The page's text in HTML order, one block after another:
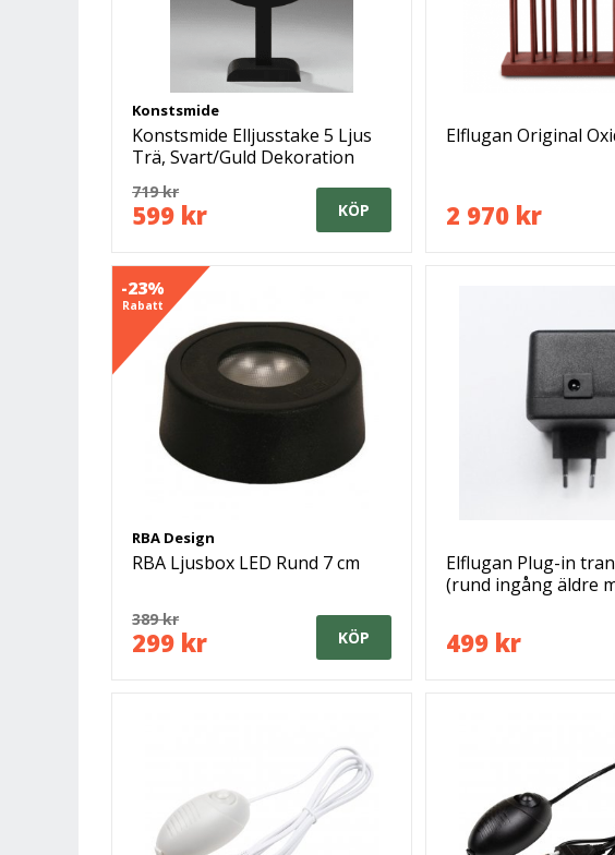
Konstsmide
Konstsmide Elljusstake 5 Ljus
Trä, Svart/Guld Dekoration
719 kr
599 kr KÖP
Elflugan Original
2 970 kr
-23%
Rabatt
RBA Design
RBA Ljusbox LED Rund 7 cm
389 kr
299 kr KÖP
Elflugan Plug-in
(rund ingång äldre
499 kr